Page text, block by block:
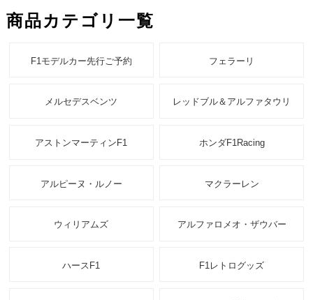
商品カテゴリ一覧
F1モデルカー先行ご予約 フェラーリ
メルセデスベンツ レッドブル＆アルファタウリ
アストンマーティンF1 ホンダF1Racing
アルピーヌ・ルノー マクラーレン
ウィリアムズ アルファロメオ・ザウバー
ハースF1 F1レトログッズ